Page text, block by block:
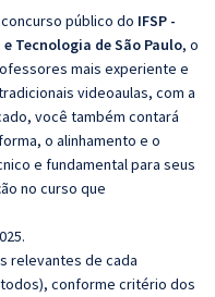
público do IFSP -
Tecnologia de São Paulo, o
mais experiente e
videoaulas, com a
você também contará
o alinhamento e o
e fundamental para seus
no curso que
relevantes de cada
conforme critério dos